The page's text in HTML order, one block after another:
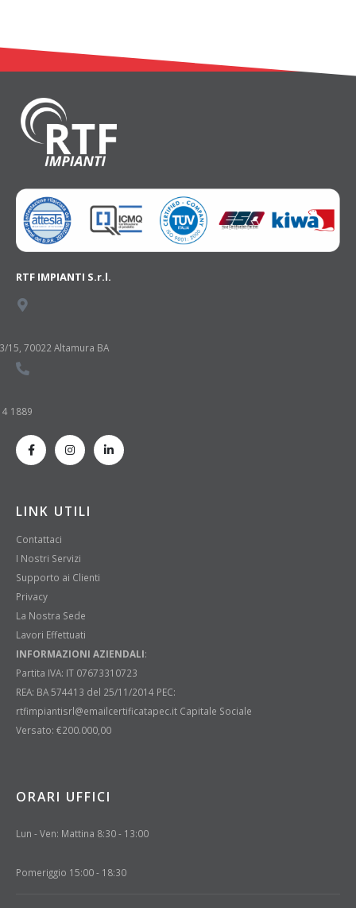
RTF IMPIANTI S.r.l.
15, 70022 Altamura BA
1889
LINK UTILI
Contattaci
I Nostri Servizi
Supporto ai Clienti
Privacy
La Nostra Sede
Lavori Effettuati
INFORMAZIONI AZIENDALI:
Partita IVA: IT 07673310723
REA: BA 574413 del 25/11/2014 PEC:
rtfimpiantisrl@emailcertificatapec.it Capitale Sociale
Versato: €200.000,00
ORARI UFFICI
Lun - Ven: Mattina 8:30 - 13:00
Pomeriggio 15:00 - 18:30